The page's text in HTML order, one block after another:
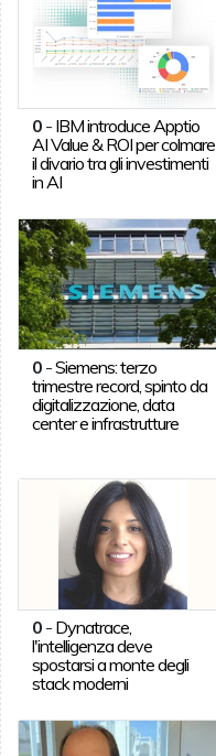
0- IBM introduce Apptio
AI Value & ROI per colmare
il divario tra gli investimenti
in AI
0-Siemens: terzo
trimestre record, spinto da
digitalizzazione, data
center e infrastrutture
0- Dynatrace,
l'intelligenza deve
spostarsi a monte degli
stack moderni